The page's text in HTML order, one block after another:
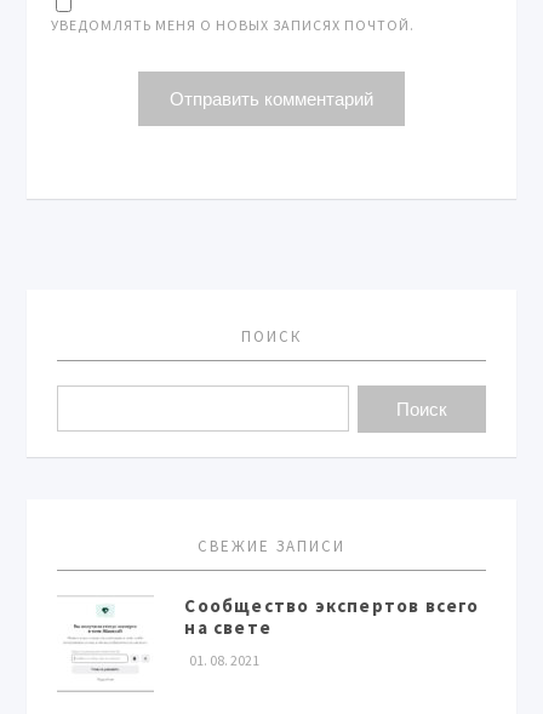
УВЕДОМЛЯТЬ МЕНЯ О НОВЫХ ЗАПИСЯХ ПОЧТОЙ.
ПОИСК
СВЕЖИЕ ЗАПИСИ
Сообщество экспертов всего
на свете
01. 08. 2021